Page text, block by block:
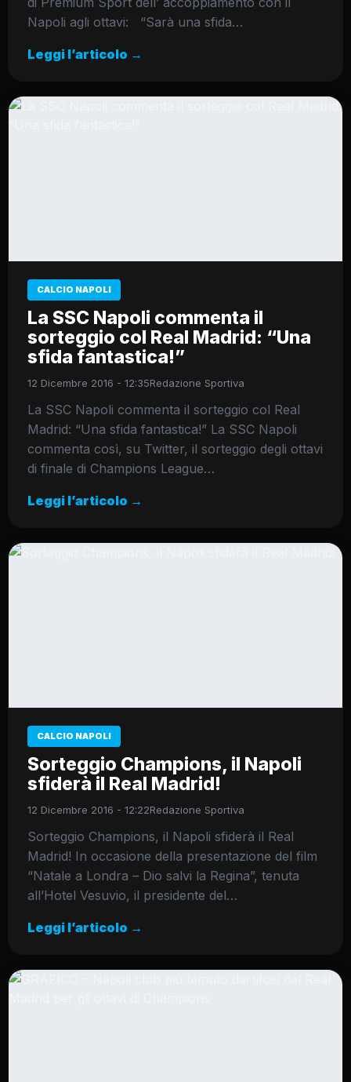
Napoli agli ottavi: “Sarà una sfida…
Leggi l’articolo →
CALCIO NAPOLI
La SSC Napoli commenta il
sorteggio col Real Madrid: “Una
sfida fantastica!”
12 Dicembre 2016 - 12:35Redazione Sportiva
La SSC Napoli commenta il sorteggio col Real
Madrid: “Una sfida fantastica!” La SSC Napoli
commenta così, su Twitter, il sorteggio degli ottavi
di finale di Champions League…
Leggi l’articolo →
CALCIO NAPOLI
Sorteggio Champions, il Napoli
sfiderà il Real Madrid!
12 Dicembre 2016 - 12:22Redazione Sportiva
Sorteggio Champions, il Napoli sfiderà il Real
Madrid! In occasione della presentazione del film
“Natale a Londra – Dio salvi la Regina”, tenuta
all’Hotel Vesuvio, il presidente del…
Leggi l’articolo →